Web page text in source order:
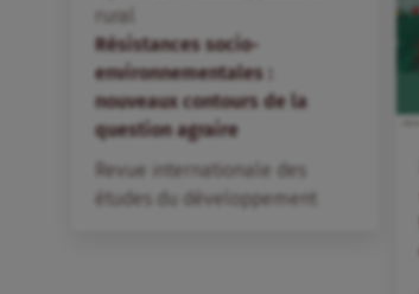
rural
Résistances socio-
environnementales :
nouveaux contours de la
question agraire
Revue internationale des
études du développement